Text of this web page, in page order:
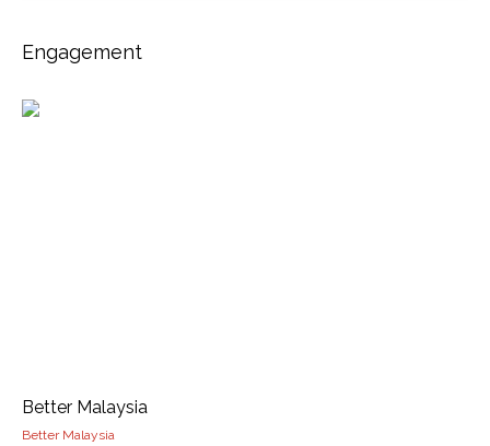
Engagement
Better Malaysia
Better Malaysia